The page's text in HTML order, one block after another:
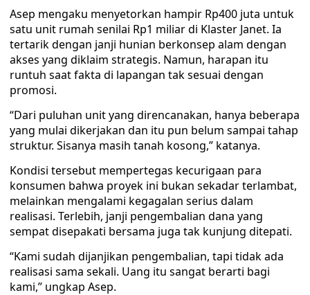
Asep mengaku menyetorkan hampir Rp400 juta untuk
satu unit rumah senilai Rp1 miliar di Klaster Janet. Ia
tertarik dengan janji hunian berkonsep alam dengan
akses yang diklaim strategis. Namun, harapan itu
runtuh saat fakta di lapangan tak sesuai dengan
promosi.
“Dari puluhan unit yang direncanakan, hanya beberapa
yang mulai dikerjakan dan itu pun belum sampai tahap
struktur. Sisanya masih tanah kosong,” katanya.
Kondisi tersebut mempertegas kecurigaan para
konsumen bahwa proyek ini bukan sekadar terlambat,
melainkan mengalami kegagalan serius dalam
realisasi. Terlebih, janji pengembalian dana yang
sempat disepakati bersama juga tak kunjung ditepati.
“Kami sudah dijanjikan pengembalian, tapi tidak ada
realisasi sama sekali. Uang itu sangat berarti bagi
kami,” ungkap Asep.